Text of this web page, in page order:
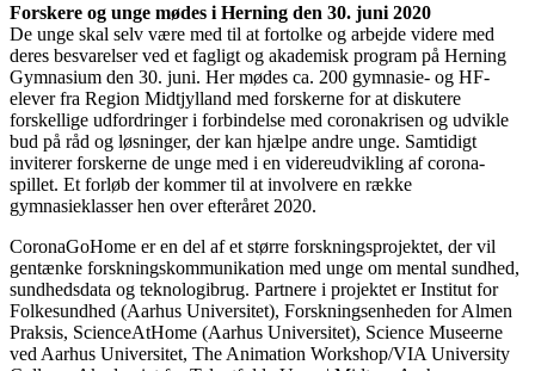
Forskere og unge mødes i Herning den 30. juni 2020
De unge skal selv være med til at fortolke og arbejde videre med
deres besvarelser ved et fagligt og akademisk program på Herning
Gymnasium den 30. juni. Her mødes ca. 200 gymnasie- og HF-
elever fra Region Midtjylland med forskerne for at diskutere
forskellige udfordringer i forbindelse med coronakrisen og udvikle
bud på råd og løsninger, der kan hjælpe andre unge. Samtidigt
inviterer forskerne de unge med i en videreudvikling af corona-
spillet. Et forløb der kommer til at involvere en række
gymnasieklasser hen over efteråret 2020.
CoronaGoHome er en del af et større forskningsprojektet, der vil
gentænke forskningskommunikation med unge om mental sundhed,
sundhedsdata og teknologibrug. Partnere i projektet er Institut for
Folkesundhed (Aarhus Universitet), Forskningsenheden for Almen
Praksis, ScienceAtHome (Aarhus Universitet), Science Museerne
ved Aarhus Universitet, The Animation Workshop/VIA University